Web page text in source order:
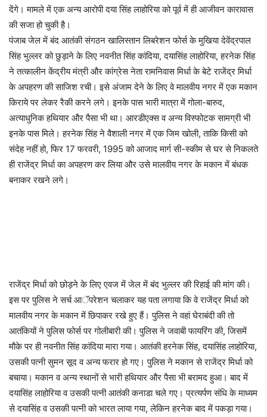
देंगे। मामले में एक अन्य आरोपी दया सिंह लाहोरिया को पूर्व में ही आजीवन कारावास
की सजा हो चुकी है।
पंजाब जेल में बंद आतंकी संगठन खालिस्तान लिबरेशन फोर्स के मुखिया देवेंद्रपाल
सिंह भुल्लर को छुड़ाने के लिए नवनीत सिंह कांदिया, दयासिंह लाहोरिया, हरनेक सिंह
ने तत्कालीन केंद्रीय मंत्री और कांग्रेस नेता रामनिवास मिर्धा के बेटे राजेंद्र मिर्धा
के अपहरण की साजिश रची। इसे अंजाम देने के लिए वे मालवीय नगर में एक मकान
किराये पर लेकर रैकी करने लगे। इनके पास भारी मात्रा में गोला-बारुद,
अत्याधुनिक हथियार और पैसा भी था। आरडीएक्स व अन्य विस्फोटक सामग्री भी
इनके पास मिले। हरनेक सिंह ने वैशाली नगर में एक जिम खोली, ताकि किसी को
संदेह नहीं हो, फिर 17 फरवरी, 1995 को आजाद मार्ग सी-स्कीम से घर से निकलते
ही राजेंद्र मिर्धा का अपहरण कर लिया और उसे मालवीय नगर के मकान में बंधक
बनाकर रखने लगे।
राजेंद्र मिर्धा को छोड़ने के लिए एवज में जेल में बंद भुल्लर की रिहाई की मांग की।
इस पर पुलिस ने सर्च आॅपरेशन चलाकर यह पता लगाया कि वे राजेंद्र मिर्धा को
मालवीय नगर के मकान में छिपाकर रखे हुए हैं। पुलिस ने वहां घेराबंदी की तो
आतंकियों ने पुलिस फोर्स पर गोलीबारी की। पुलिस ने जवाबी फायरिंग की, जिसमें
मौके पर ही नवनीत सिंह कांदिया मारा गया। आतंकी हरनेक सिंह, दयासिंह लाहोरिया,
उसकी पत्नी सुमन सूद व अन्य फरार हो गए। पुलिस ने मकान से राजेंद्र मिर्धा को
बचाया। मकान व अन्य स्थानों से भारी हथियार और पैसा भी बरामद हुआ। बाद में
दयासिंह लाहोरिया व उसकी पत्नी आतंकी कनाडा चले गए। प्रत्यर्पण संधि के माध्यम
से दयासिंह व उसकी पत्नी को भारत लाया गया, लेकिन हरनेक बाद में पकड़ा गया।